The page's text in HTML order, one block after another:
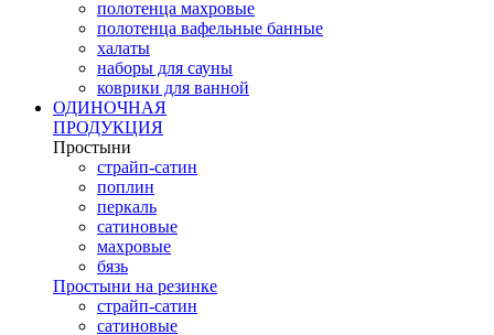
полотенца махровые
полотенца вафельные банные
халаты
наборы для сауны
коврики для ванной
ОДИНОЧНАЯ
ПРОДУКЦИЯ
Простыни
страйп-сатин
поплин
перкаль
сатиновые
махровые
бязь
Простыни на резинке
страйп-сатин
сатиновые